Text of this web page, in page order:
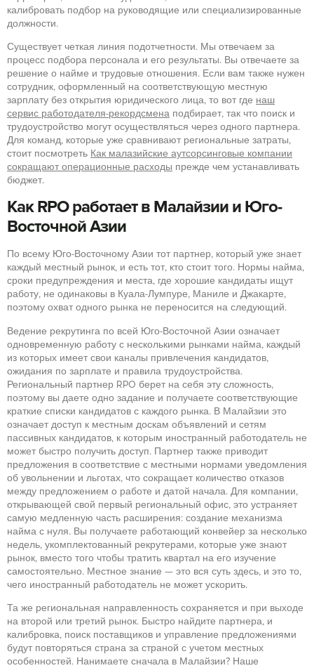
калибровать подбор на руководящие или специализированные
должности.
Существует четкая линия подотчетности. Мы отвечаем за
процесс подбора персонала и его результаты. Вы отвечаете за
решение о найме и трудовые отношения. Если вам также нужен
сотрудник, оформленный на соответствующую местную
зарплату без открытия юридического лица, то вот где наш
сервис работодателя-рекордсмена подбирает, так что поиск и
трудоустройство могут осуществляться через одного партнера.
Для команд, которые уже сравнивают региональные затраты,
стоит посмотреть Как малазийские аутсорсинговые компании
сокращают операционные расходы прежде чем устанавливать
бюджет.
Как RPO работает в Малайзии и Юго-
Восточной Азии
По всему Юго-Восточному Азии тот партнер, который уже знает
каждый местный рынок, и есть тот, кто стоит того. Нормы найма,
сроки предупреждения и места, где хорошие кандидаты ищут
работу, не одинаковы в Куала-Лумпуре, Маниле и Джакарте,
поэтому охват одного рынка не переносится на следующий.
Ведение рекрутинга по всей Юго-Восточной Азии означает
одновременную работу с несколькими рынками найма, каждый
из которых имеет свои каналы привлечения кандидатов,
ожидания по зарплате и правила трудоустройства.
Региональный партнер RPO берет на себя эту сложность,
поэтому вы даете одно задание и получаете соответствующие
краткие списки кандидатов с каждого рынка. В Малайзии это
означает доступ к местным доскам объявлений и сетям
пассивных кандидатов, к которым иностранный работодатель не
может быстро получить доступ. Партнер также приводит
предложения в соответствие с местными нормами уведомления
об увольнении и льготах, что сокращает количество отказов
между предложением о работе и датой начала. Для компании,
открывающей свой первый региональный офис, это устраняет
самую медленную часть расширения: создание механизма
найма с нуля. Вы получаете работающий конвейер за несколько
недель, укомплектованный рекрутерами, которые уже знают
рынок, вместо того чтобы тратить квартал на его изучение
самостоятельно. Местное знание — это вся суть здесь, и это то,
чего иностранный работодатель не может ускорить.
Та же региональная направленность сохраняется и при выходе
на второй или третий рынок. Быстро найдите партнера, и
калибровка, поиск поставщиков и управление предложениями
будут повторяться страна за страной с учетом местных
особенностей. Нанимаете сначала в Малайзии? Наше